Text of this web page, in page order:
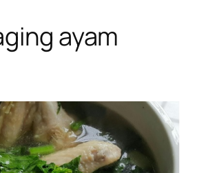
ayam